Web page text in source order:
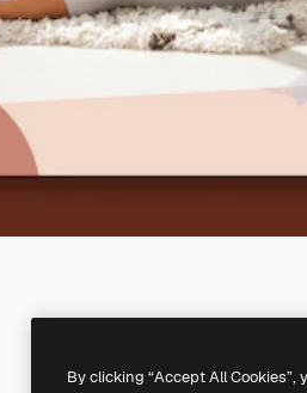
By clicking “Accept All